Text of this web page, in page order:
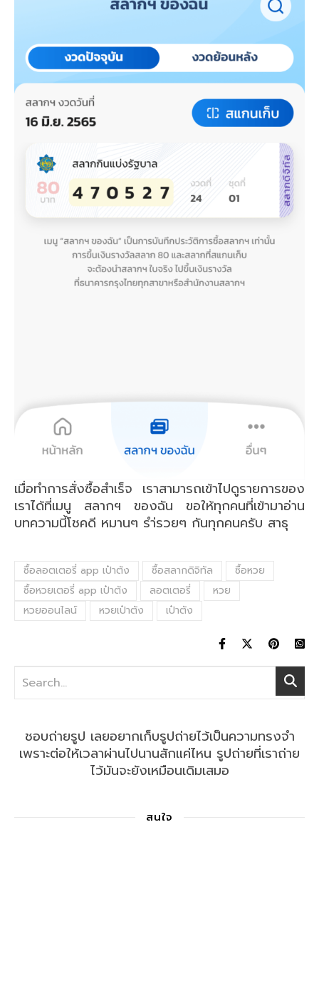
เมื่อทำการสั่งซื้อสำเร็จ เราสามารถเข้าไปดูรายการของ
เราได้ที่เมนู สลากฯ ของฉัน ขอให้ทุกคนที่เข้ามาอ่าน
บทความนี้โชคดี หมานๆ รำ่รวยๆ กันทุกคนครับ สาธุ
ซื้อลอตเตอรี่ app เป๋าตัง ซื้อสลากดิจิทัล
ซื้อหวย
ซื้อหวยเตอรี่ app เป๋าตัง
ลอตเตอรี่
หวย
หวยออนไลน์
หวยเป๋าตัง เป๋าตัง
ชอบถ่ายรูป เลยอยากเก็บรูปถ่ายไว้เป็นความทรงจำ
เพราะต่อให้เวลาผ่านไปนานสักแค่ไหน รูปถ่ายที่เราถ่าย
ไว้มันจะยังเหมือนเดิมเสมอ
สนใจ